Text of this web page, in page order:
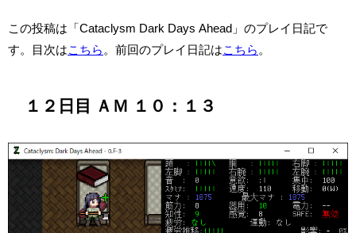
この投稿は「Cataclysm Dark Days Ahead」のプレイ日記で
す。目次は こちら 。前回のプレイ日記は こちら
１２日目 ＡＭ １０：１３